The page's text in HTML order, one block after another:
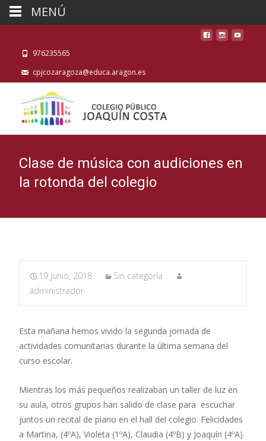
976235565
cpjcozaragoza@educa.aragon.es
Clase de música con audiciones en
la rotonda del colegio
19 junio, 2018
Sin categoría
administrador
Esta mañana hemos vivido la segunda jornada de
actividades comunitarias durante la última semana del
curso escolar.
Mientras los más pequeños realizaban un taller de luz en
su aula, otros grupos han salido de clase para escuchar
juntos un recital de piano en el hall del colegio. Felicidades
a Martina, (4ºA), Violeta (1ºA), Claudia (4ºB) y Joaquín (4ºA)
MENÚ